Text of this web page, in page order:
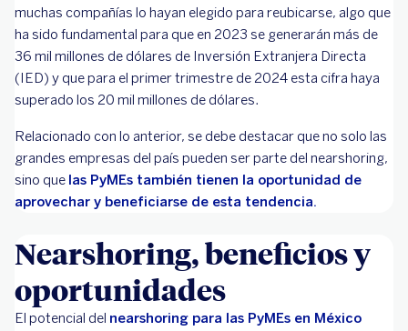
Súmate al nearshoring en México
muchas compañías lo hayan elegido para reubicarse, algo que
ha sido fundamental para que en 2023 se generarán más de
36 mil millones de dólares de Inversión Extranjera Directa
(IED) y que para el primer trimestre de 2024 esta cifra haya
superado los 20 mil millones de dólares.
Relacionado con lo anterior, se debe destacar que no solo las
grandes empresas del país pueden ser parte del nearshoring,
sino que las PyMEs también tienen la oportunidad de
aprovechar y beneficiarse de esta tendencia.
Nearshoring, beneficios y
oportunidades
El potencial del nearshoring para las PyMEs en México